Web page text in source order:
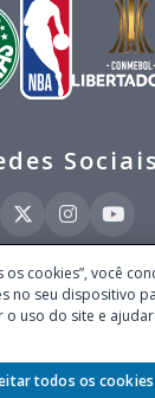
Sociais
Brasil LTDA (CNPJ
Faria Lima, nº
de São Paulo, CEP
do Ministério da
cookies”, você
no seu dispositivo
o uso do site e
todos os cookies